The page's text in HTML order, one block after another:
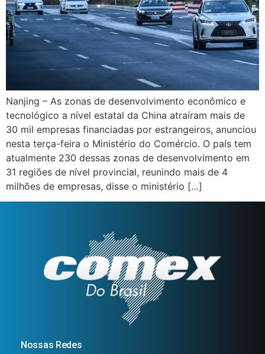
Nanjing – As zonas de desenvolvimento econômico e
tecnológico a nível estatal da China atraíram mais de
30 mil empresas financiadas por estrangeiros, anunciou
nesta terça-feira o Ministério do Comércio. O país tem
atualmente 230 dessas zonas de desenvolvimento em
31 regiões de nível provincial, reunindo mais de 4
milhões de empresas, disse o ministério […]
Nossas Redes